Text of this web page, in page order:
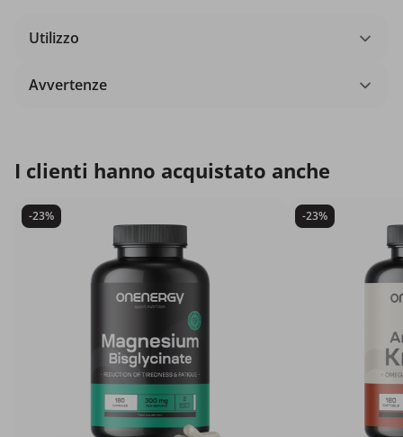
Utilizzo
Avvertenze
I clienti hanno acquistato anche
-23% -23%